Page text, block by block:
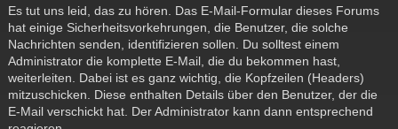
Es tut uns leid, das zu hören. Das E-Mail-Formular dieses Forums
hat einige Sicherheitsvorkehrungen, die Benutzer, die solche
Nachrichten senden, identifizieren sollen. Du solltest einem
Administrator die komplette E-Mail, die du bekommen hast,
weiterleiten. Dabei ist es ganz wichtig, die Kopfzeilen (Headers)
mitzuschicken. Diese enthalten Details über den Benutzer, der die
E-Mail verschickt hat. Der Administrator kann dann entsprechend